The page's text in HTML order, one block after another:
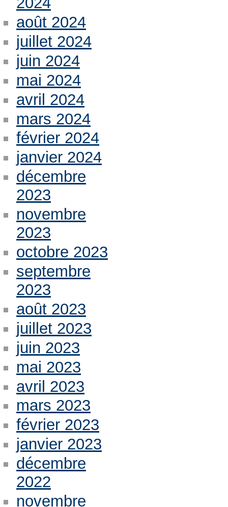
août 2024
juillet 2024
juin 2024
mai 2024
avril 2024
mars 2024
février 2024
janvier 2024
décembre
2023
novembre
2023
octobre 2023
septembre
2023
août 2023
juillet 2023
juin 2023
mai 2023
avril 2023
mars 2023
février 2023
janvier 2023
décembre
2022
novembre